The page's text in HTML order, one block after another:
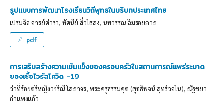
รูปแบบการพัฒนาโรงเรียนวิถีพุทธในบริบทประเทศไทย
เปรมจิต จารย์ตำรา, ทัศนีย์ สิ่วไธสง, นพวรรณ ฉิมรอยลาภ
pdf
การเสริมสร้างความเข้มแข็งของครอบครัวในสถานการณ์แพร่ระบาด
ของเชื้อไวรัสโควิด -19
ว่าที่ร้อยตรีหญิงวาริณี โสภาจร, พระครูธรรมคุต (สุทธิพจน์ สุทฺธิวจโน), ณัฐชยา
กำแพงแก้ว